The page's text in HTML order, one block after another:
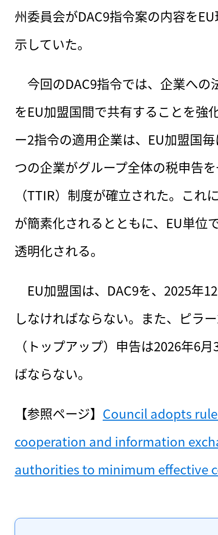
州委員会がDAC9指令案の内容を
示していた。
今回のDAC9指令では、企業への
をEU加盟国間で共有することを強
ー2指令の適用企業は、EU加盟国
つの企業がグループ全体の税申告
（TTIR）制度が確立された。これ
が簡素化されるとともに、EU単位
透明化される。
EU加盟国は、DAC9を、2025年
しなければならない。また、ピラ
（トップアップ）申告は2026年6
ばならない。
【参照ページ】 Council adopts
cooperation and information
authorities to minimum effective